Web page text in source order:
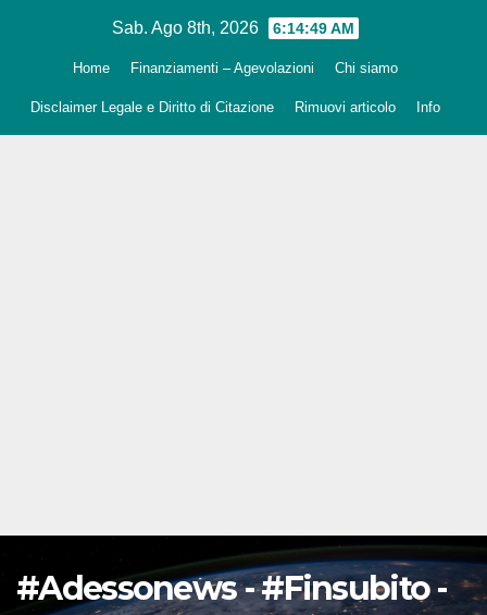
Sab. Ago 8th, 2026 6:14:50 AM
Home Finanziamenti – Agevolazioni Chi siamo
Disclaimer Legale e Diritto di Citazione Rimuovi articolo Info
#Adessonews - #Finsubito -